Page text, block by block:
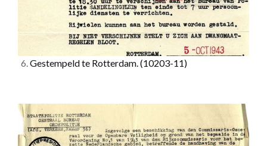
6.Gestempeld te Rotterdam.(10203-11)